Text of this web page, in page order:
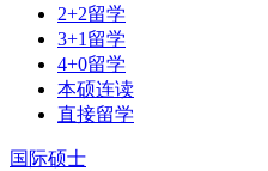
2+2留学
3+1留学
4+0留学
本硕连读
直接留学
国际硕士